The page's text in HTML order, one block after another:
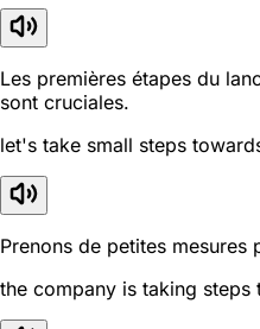
Les premières étapes du
sont cruciales.
let's take small steps
Prenons de petites
the company is taking